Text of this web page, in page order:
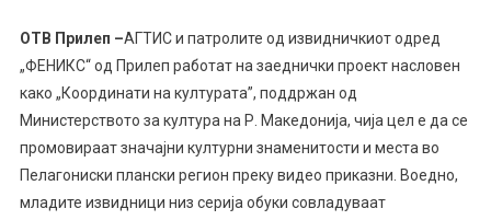
OТВ Прилеп –АГТИС и патролите од извидничкиот одред
„ФЕНИКС“ од Прилеп работат на заеднички проект насловен
како „Координати на културата”, поддржан од
Министерството за култура на Р. Македонија, чија цел е да се
промовираат значајни културни знаменитости и места во
Пелагониски плански регион преку видео приказни. Воедно,
младите извидници низ серија обуки совладуваат